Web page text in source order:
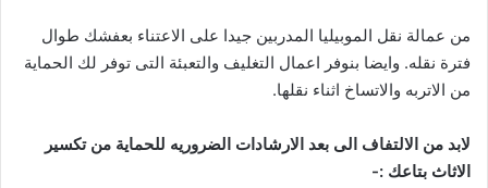
من عمالة نقل الموبيليا المدربين جيدا على الاعتناء بعفشك طوال
فترة نقله. وايضا بنوفر اعمال التغليف والتعبئة التى توفر لك الحماية
من الاتربه والاتساخ اثناء نقلها.
لابد من الالتفاف الى بعد الارشادات الضروريه للحماية من تكسير
الاثاث بتاعك :-